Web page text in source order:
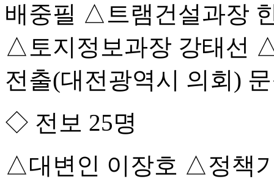
배중필 △트램건설과장
△토지정보과장 강태선
전출(대전광역시 의회)
◇ 전보 25명
△대변인 이장호 △정책